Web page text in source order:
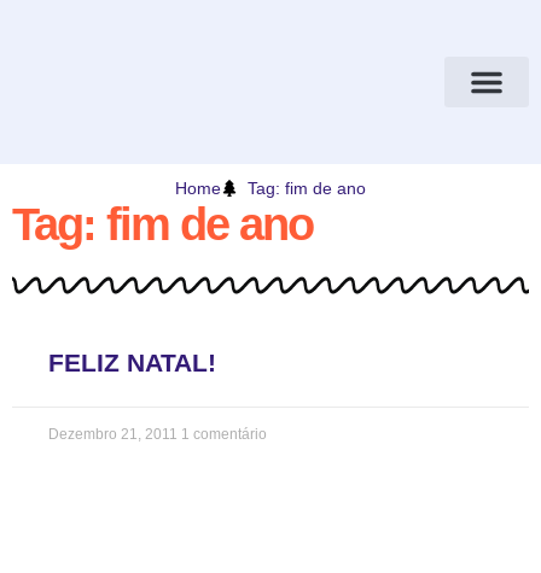
Home Tag: fim de ano
Tag: fim de ano
FELIZ NATAL!
Dezembro 21, 2011 1 comentário